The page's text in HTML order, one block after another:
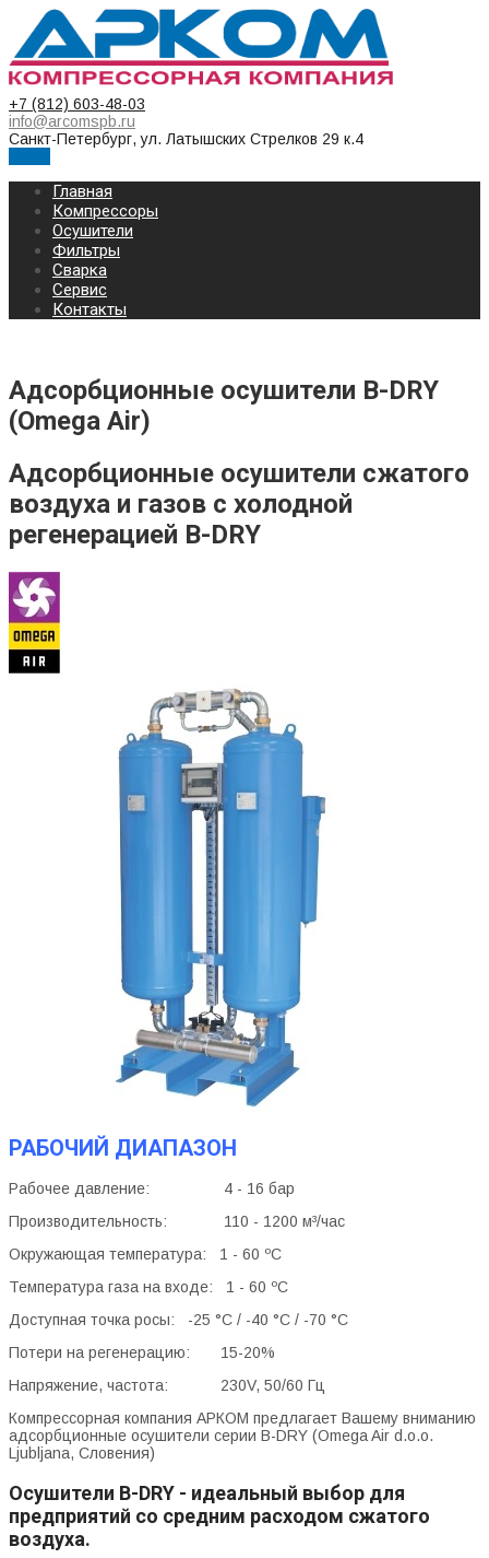
+7 (812) 603-48-03
info@arcomspb.ru
Санкт-Петербург, ул. Латышских Стрелков 29 к.4
Главная
Компрессоры
Осушители
Фильтры
Сварка
Сервис
Контакты
Адсорбционные осушители B-DRY
(Omega Air)
Адсорбционные осушители сжатого
воздуха и газов с холодной
регенерацией B-DRY
РАБОЧИЙ ДИАПАЗОН
Рабочее давление: 4 - 16 бар
Производительность: 110 - 1200 м³/час
Окружающая температура: 1 - 60 ºС
Температура газа на входе: 1 - 60 ºС
Доступная точка росы: -25 °C / -40 °C / -70 °C
Потери на регенерацию: 15-20%
Напряжение, частота: 230V, 50/60 Гц
Компрессорная компания АРКОМ предлагает Вашему вниманию
адсорбционные осушители серии B-DRY (Omega Air d.o.o.
Ljubljana, Словения)
Осушители B-DRY - идеальный выбор для
предприятий со средним расходом сжатого
воздуха.